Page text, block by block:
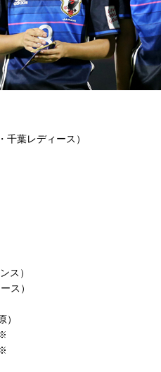
葉レディース）
ス）
ス）